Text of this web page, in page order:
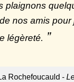
plaignons
nos amis pour
légèreté.
Rochefoucauld -